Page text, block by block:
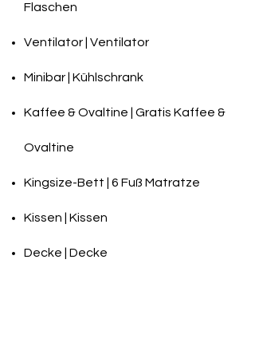
Flaschen
Ventilator | Ventilator
Minibar | Kühlschrank
Kaffee & Ovaltine | Gratis Kaffee &
Ovaltine
Kingsize-Bett | 6 Fuß Matratze
Kissen | Kissen
Decke | Decke